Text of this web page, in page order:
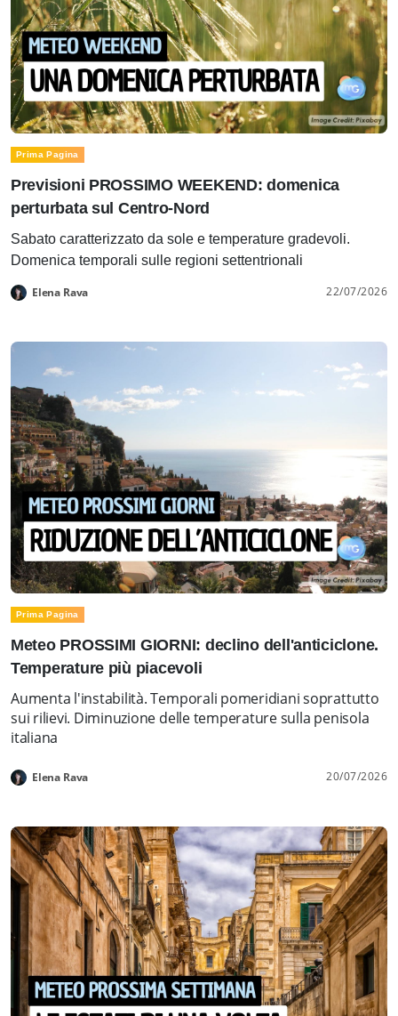
Prima Pagina
Previsioni PROSSIMO WEEKEND: domenica
perturbata sul Centro-Nord
Sabato caratterizzato da sole e temperature gradevoli.
Domenica temporali sulle regioni settentrionali
Elena Rava 22/07/2026
Prima Pagina
Meteo PROSSIMI GIORNI: declino dell'anticiclone.
Temperature più piacevoli
Aumenta l'instabilità. Temporali pomeridiani soprattutto
sui rilievi. Diminuzione delle temperature sulla penisola
italiana
Elena Rava 20/07/2026